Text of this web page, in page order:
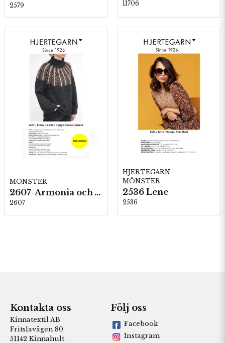
2579 11706
MÖNSTER
2607-Armonia och Alpaca 400
2607
HJERTEGARN
MÖNSTER
2536 Lene
2536
Kontakta oss
Kinnatextil AB
Fritslavägen 80
51142 Kinnahult
Följ oss
Facebook
Instagram